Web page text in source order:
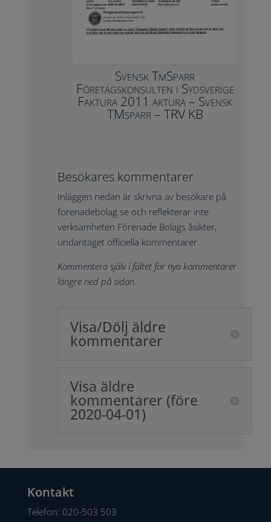
Svensk TmSparr
Företagskonsulten i Sydsverige
Faktura 2011 aktura – Svensk
TMsparr – TRV KB
Besökares kommentarer
Inläggen nedan är skrivna av besökare på
forenadebolag.se och reflekterar inte
verksamheten Förenade Bolags åsikter,
undantaget officiella kommentarer.
Kommentera själv i fältet för nya kommentarer
längre ned på sidan.
Visa/Dölj äldre
kommentarer
Visa äldre
kommentarer (före
2020-04-01)
Kontakt
Telefon: 020-503 503